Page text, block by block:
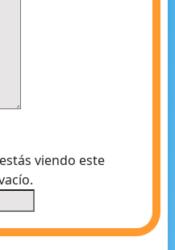
viendo este